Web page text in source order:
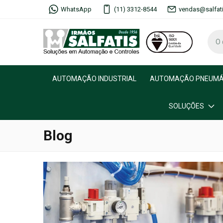
WhatsApp (11) 3312-8544
AUTOMAÇÃO INDUSTRIAL AUTOMAÇÃO
SOLUÇÕES
Blog